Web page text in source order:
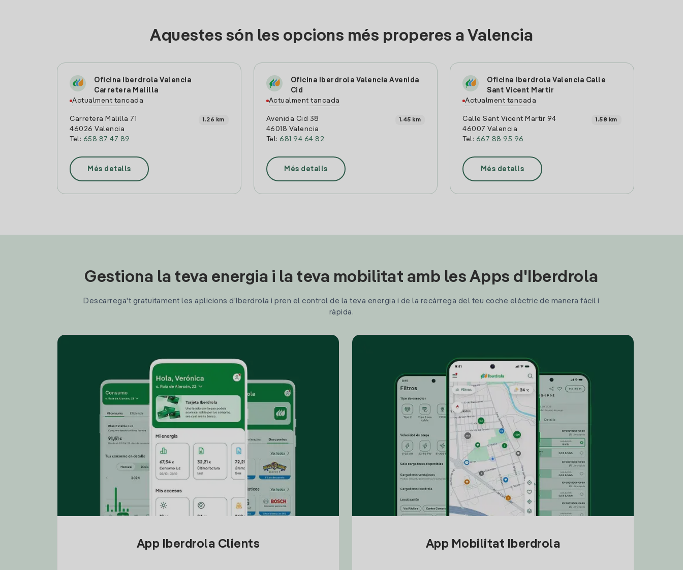
Aquestes són les opcions més properes a Valencia
Oficina Iberdrola Valencia
Carretera Malilla
Actualment tancada
Carretera Malilla 71
46026 Valencia
Tel: 658 87 47 89
1.26 km
Més detalls
Oficina Iberdrola Valencia Avenida
Cid
Actualment tancada
Avenida Cid 38
46018 Valencia
Tel:681 94 64 82
1.45 km
Més detalls
Oficina Iberdrola Valencia Calle
Sant Vicent Martir
Actualment tancada
Calle Sant Vicent Martir 94
46007 Valencia
Tel: 667 88 95 96
1.58 km
Més detalls
Gestiona la teva energia i la teva mobilitat amb les Apps d'Iberdrola
Descarrega't gratuïtament les aplicions d'Iberdrola i pren el control de la teva energia i de la recàrrega del teu coche elèctric de manera fàcil i
ràpida.
App Iberdrola Clients App Mobilitat Iberdrola